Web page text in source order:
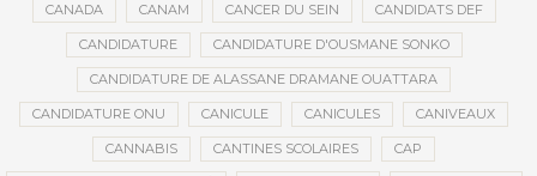
CANADA CANAM CANCER DU SEIN CANDIDATS DEF
CANDIDATURE CANDIDATURE D'OUSMANE SONKO
CANDIDATURE DE ALASSANE DRAMANE OUATTARA
CANDIDATURE ONU CANICULE CANICULES CANIVEAUX
CANNABIS CANTINES SCOLAIRES CAP